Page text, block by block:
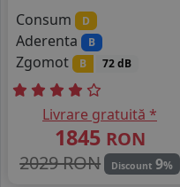
Consum
D
Aderenta B
Zgomot B 72 dB
Livrare gratuită *
1845 RON
2029 RON
Discount 9%